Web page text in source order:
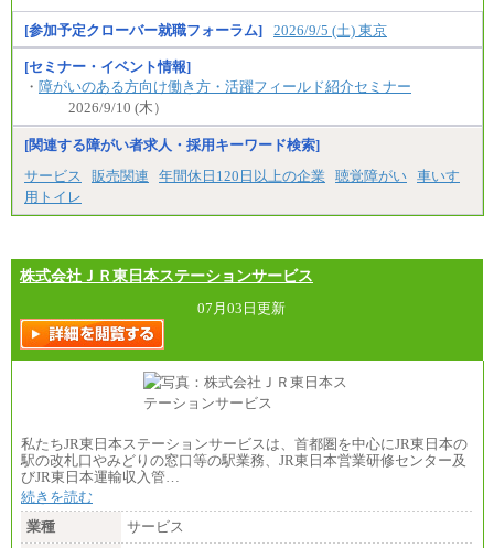
す。
※試用期間中も給与に変更はございません
[参加予定クローバー就職フォーラム] 2026/9/5 (土) 東京
[セミナー・イベント情報]
・ 障がいのある方向け働き方・活躍フィールド紹介セミナー
2026/9/10 (木）
[関連する障がい者求人・採用キーワード検索]
サービス
販売関連 年間休日120日以上の企業 聴覚障がい 車いす
用トイレ
株式会社ＪＲ東日本ステーションサービス
07月03日更新
私たちJR東日本ステーションサービスは、首都圏を中心にJR東日本の
駅の改札口やみどりの窓口等の駅業務、JR東日本営業研修センター及
びJR東日本運輸収入管…
続きを読む
業種
サービス